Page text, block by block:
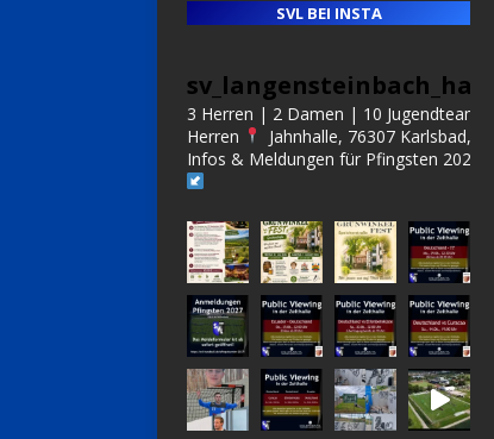
SVL BEI INSTA
3 Herren | 2 Damen | 10
Herren
Jahnhalle, 76307 Karlsbad,
Infos & Meldungen für Pfingsten 2027: